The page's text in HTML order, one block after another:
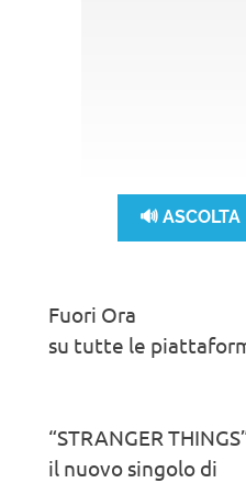
🔊
Fuori Ora
su tutte le
“STRANGER
il nuovo singolo di